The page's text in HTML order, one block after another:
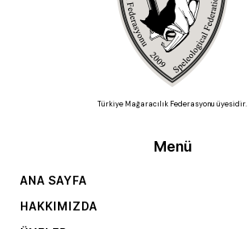
Türkiye Mağaracılık Federasyonu üyesidir.
Menü
ANA SAYFA
HAKKIMIZDA